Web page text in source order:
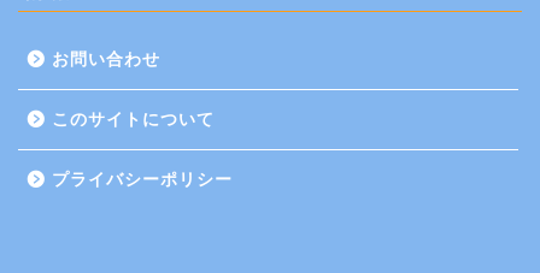
お問い合わせ
このサイトについて
プライバシーポリシー